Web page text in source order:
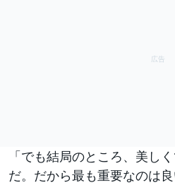
「でも結局のところ、美し
だ。だから最も重要なのは